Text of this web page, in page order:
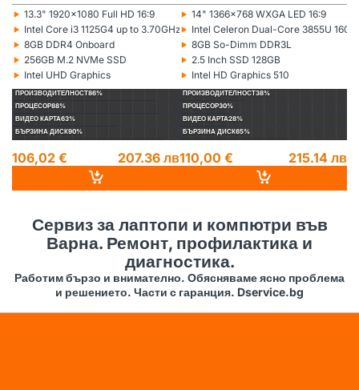
‣
Монитор:
13.3" 1920x1080 Full HD 16:9
‣
Процесор:
Intel Core i3 1125G4 up to 3.70GHz 8MB
‣
Рам памет:
8GB DDR4 Onboard
‣
Хард диск:
256GB M.2 NVMe SSD
‣
Видеокарта:
Intel UHD Graphics
ПРОИЗВОДИТЕЛНОСТ86%
ПРОЦЕСОР88%
ВИДЕО КАРТА63%
БЪРЗИНА ДИСК90%
106,02 € 207.36 лв
‣
Монитор:
14" 1366x768 WXGA LED 16:9
‣
Процесор:
Intel Celeron Dual-Core 3855U
‣
Рам памет:
8GB So-Dimm DDR3L
‣
Хард диск:
2.5 Inch SSD 128GB
‣
Видеокарта:
Intel HD Graphics 510
ПРОИЗВОДИТЕЛНОСТ38%
ПРОЦЕСОР30%
ВИДЕО КАРТА28%
БЪРЗИНА ДИСК65%
110,00 € 215.14 лв
Сервиз за лаптопи и компютри във
Варна. Ремонт, профилактика и
диагностика.
Работим бързо и внимателно. Обясняваме ясно проблема
и решението. Части с гаранция. Dservice.bg